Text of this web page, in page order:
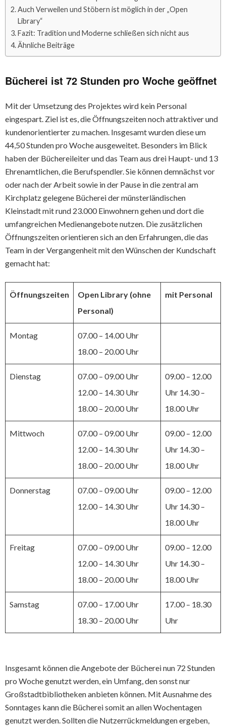
Auch Verweilen und Stöbern ist möglich in der „Open
Library“
Fazit: Tradition und Moderne schließen sich nicht aus
Ähnliche Beiträge
Bücherei ist 72 Stunden pro Woche geöffnet
Mit der Umsetzung des Projektes wird kein Personal
eingespart. Ziel ist es, die Öffnungszeiten noch attraktiver und
kundenorientierter zu machen. Insgesamt wurden diese um
44,50 Stunden pro Woche ausgeweitet. Besonders im Blick
haben der Büchereileiter und das Team aus drei Haupt- und 13
Ehrenamtlichen, die Berufspendler. Sie können demnächst vor
oder nach der Arbeit sowie in der Pause in die zentral am
Kirchplatz gelegene Bücherei der münsterländischen
Kleinstadt mit rund 23.000 Einwohnern gehen und dort die
umfangreichen Medienangebote nutzen. Die zusätzlichen
Öffnungszeiten orientieren sich an den Erfahrungen, die das
Team in der Vergangenheit mit den Wünschen der Kundschaft
gemacht hat:
Öffnungszeiten
Open Library (ohne
Personal)
mit Personal
Montag
07.00 – 14.00 Uhr
18.00 – 20.00 Uhr
Dienstag
07.00 – 09.00 Uhr
12.00 – 14.30 Uhr
18.00 – 20.00 Uhr
09.00 – 12.00
Uhr 14.30 –
18.00 Uhr
Mittwoch
07.00 – 09.00 Uhr
12.00 – 14.30 Uhr
18.00 – 20.00 Uhr
09.00 – 12.00
Uhr 14.30 –
18.00 Uhr
Donnerstag
07.00 – 09.00 Uhr
12.00 – 14.30 Uhr
09.00 – 12.00
Uhr 14.30 –
18.00 Uhr
Freitag
07.00 – 09.00 Uhr
12.00 – 14.30 Uhr
18.00 – 20.00 Uhr
09.00 – 12.00
Uhr 14.30 –
18.00 Uhr
Samstag
07.00 – 17.00 Uhr
18.30 – 20.00 Uhr
17.00 – 18.30
Uhr
Insgesamt können die Angebote der Bücherei nun 72 Stunden
pro Woche genutzt werden, ein Umfang, den sonst nur
Großstadtbibliotheken anbieten können. Mit Ausnahme des
Sonntages kann die Bücherei somit an allen Wochentagen
genutzt werden. Sollten die Nutzerrückmeldungen ergeben,